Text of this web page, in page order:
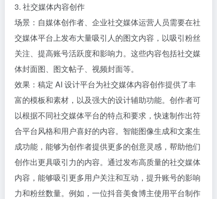
3. 社交媒体内容创作
场景：自媒体创作者、企业社交媒体运营人员需要在社
交媒体平台上发布大量吸引人的图文内容，以吸引粉丝
关注、提高账号活跃度和影响力。这些内容包括社交媒
体封面图、图文帖子、视频封面等。
效果：稿定 AI 设计平台为社交媒体内容创作提供了丰
富的模板和素材，以及强大的设计辅助功能。创作者可
以根据不同社交媒体平台的特点和要求，快速制作出符
合平台风格和用户喜好的内容。智能图像生成和文案生
成功能，能够为创作者提供更多的创意灵感，帮助他们
创作出更具吸引力的内容。通过发布高质量的社交媒体
内容，能够吸引更多用户关注和互动，提升账号的影响
力和粉丝数量。例如，一位抖音美食博主使用平台制作